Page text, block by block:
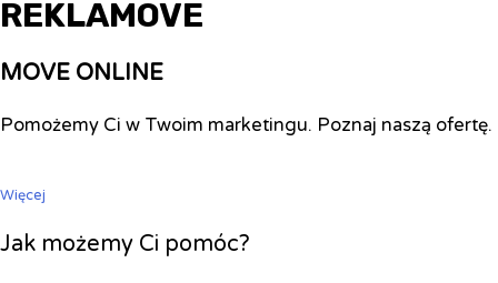
REKLAMOVE
MOVE ONLINE
Pomożemy Ci w Twoim marketingu. Poznaj naszą ofertę.
Więcej
Jak możemy Ci pomóc?